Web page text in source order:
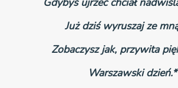
Już dziś wyruszaj ze
Zobaczysz jak, przywita
Warszawski dzień.*